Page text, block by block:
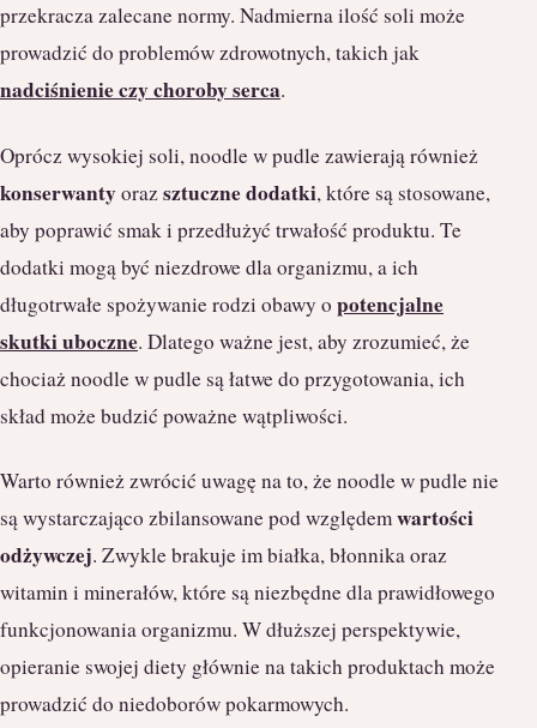
przekracza zalecane normy. Nadmierna ilość soli może
prowadzić do problemów zdrowotnych, takich jak
nadciśnienie czy choroby serca.
Oprócz wysokiej soli, noodle w pudle zawierają również
konserwantyorazsztuczne dodatki, które są stosowane,
aby poprawić smak i przedłużyć trwałość produktu. Te
dodatki mogą być niezdrowe dla organizmu, a ich
długotrwałe spożywanie rodzi obawy o potencjalne
skutki uboczne. Dlatego ważne jest, aby zrozumieć, że
chociaż noodle w pudle są łatwe do przygotowania, ich
skład może budzić poważne wątpliwości.
Warto również zwrócić uwagę na to, że noodle w pudle nie
są wystarczająco zbilansowane pod względemwartości
odżywczej. Zwykle brakuje im białka, błonnika oraz
witamin i minerałów, które są niezbędne dla prawidłowego
funkcjonowania organizmu. W dłuższej perspektywie,
opieranie swojej diety głównie na takich produktach może
prowadzić do niedoborów pokarmowych.